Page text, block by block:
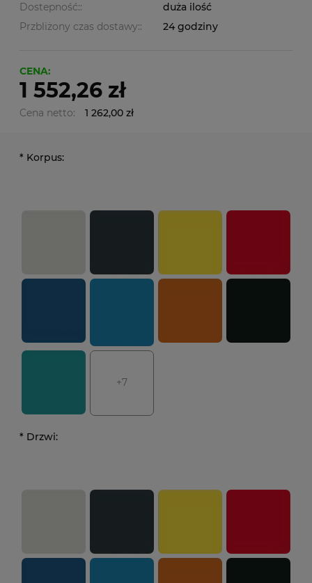
Dostepność::
duża ilość
Przbliżony czas dostawy::
24 godziny
CENA:
1 552,26 zł
Cena netto: 1 262,00 zł
* Korpus:
+7
* Drzwi: